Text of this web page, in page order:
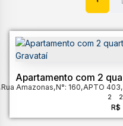
Apartamento com 2
Gravataí
R$
Rua Amazonas,N°: 160,APTO 403,
2 2